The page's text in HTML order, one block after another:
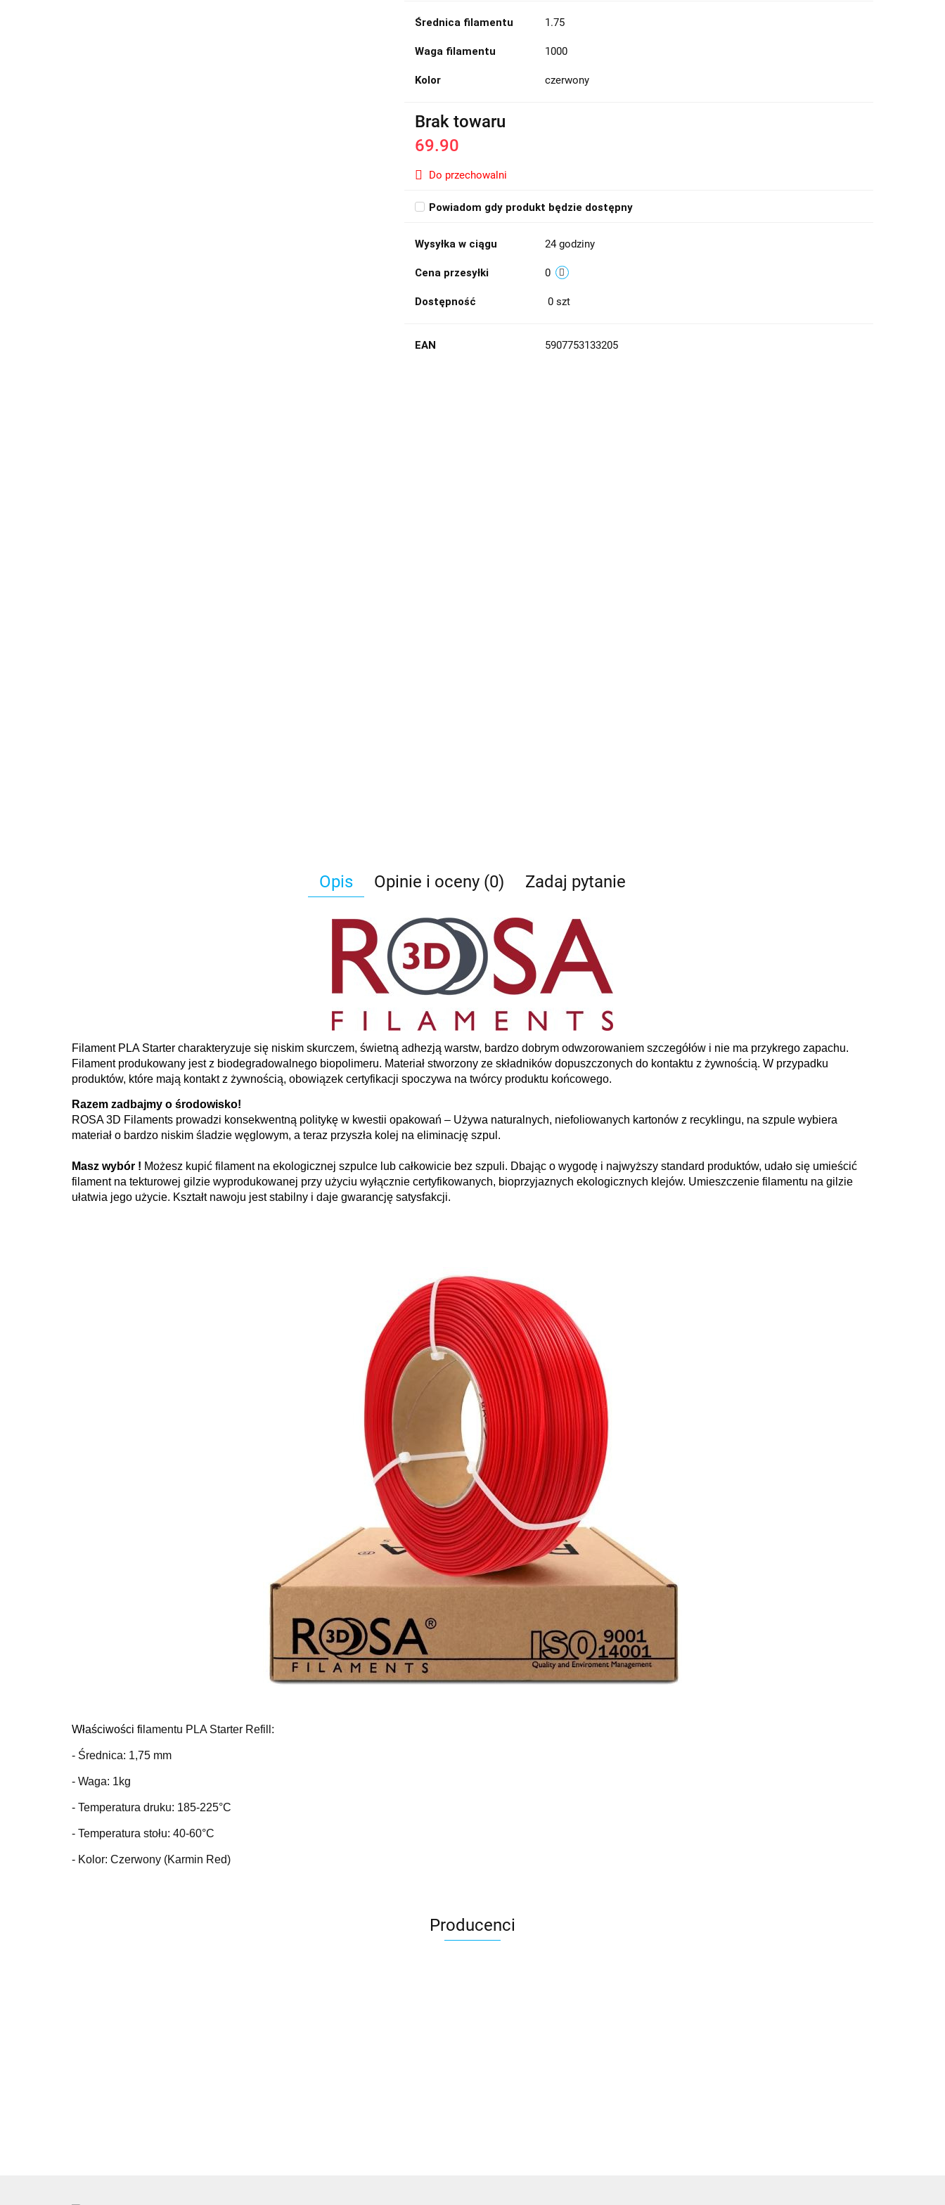
Średnica filamentu 1.75
Waga filamentu 1000
Kolor czerwony
Brak towaru
69.90
Do przechowalni
Powiadom gdy produkt będzie dostępny
Wysyłka w ciągu 24 godziny
Cena przesyłki 0
Dostępność 0 szt
EAN 5907753133205
Opis Opinie i oceny (0) Zadaj pytanie
Filament PLA Starter charakteryzuje się niskim skurczem, świetną adhezją warstw, bardzo dobrym odwzorowaniem szczegółów i nie ma przykrego zapachu.
Filament produkowany jest z biodegradowalnego biopolimeru. Materiał stworzony ze składników dopuszczonych do kontaktu z żywnością. W przypadku
produktów, które mają kontakt z żywnością, obowiązek certyfikacji spoczywa na twórcy produktu końcowego.
Razem zadbajmy o środowisko!
ROSA 3D Filaments prowadzi konsekwentną politykę w kwestii opakowań – Używa naturalnych, niefoliowanych kartonów z recyklingu, na szpule wybiera
materiał o bardzo niskim śladzie węglowym, a teraz przyszła kolej na eliminację szpul.
Masz wybór ! Możesz kupić filament na ekologicznej szpulce lub całkowicie bez szpuli. Dbając o wygodę i najwyższy standard produktów, udało się umieścić
filament na tekturowej gilzie wyprodukowanej przy użyciu wyłącznie certyfikowanych, bioprzyjaznych ekologicznych klejów. Umieszczenie filamentu na gilzie
ułatwia jego użycie. Kształt nawoju jest stabilny i daje gwarancję satysfakcji.
Właściwości fi lamentu PLA Starter Refill:
- Średnica: 1,75 mm
- Waga: 1kg
- Temperatura druku: 185-225°C
- Temperatura stołu: 40-60°C
- Kolor: Czerwony (Karmin Red)
Producenci